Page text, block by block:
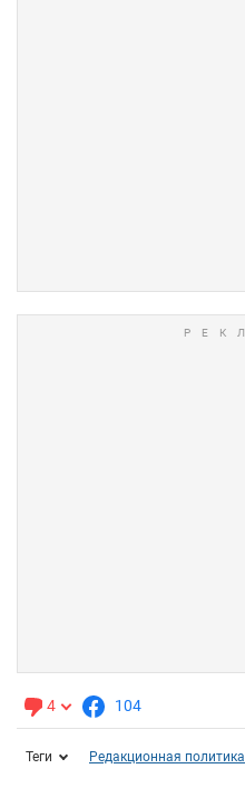
4 104
Теги Редакционная политика